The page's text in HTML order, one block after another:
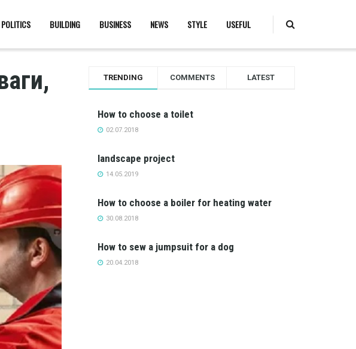
POLITICS BUILDING BUSINESS NEWS STYLE USEFUL
TRENDING COMMENTS LATEST
How to choose a toilet
02.07.2018
landscape project
14.05.2019
How to choose a boiler for heating water
30.08.2018
How to sew a jumpsuit for a dog
20.04.2018